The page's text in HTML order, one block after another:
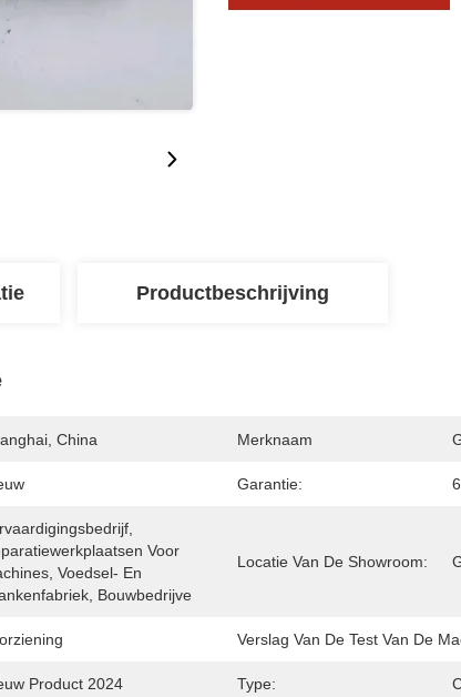
Productbeschrijving
China Merknaam
Garantie:
Voor
Voedsel- En
Bouwbedrijve
Locatie Van De Showroom:
Verslag Van De Test Van De
Product 2024 Type: